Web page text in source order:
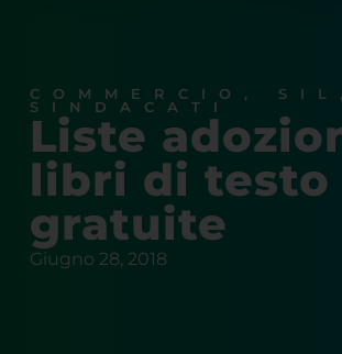
COMMERCIO , SIL
SINDACATI
Liste
libri di testo
gratuite
Giugno 28, 2018